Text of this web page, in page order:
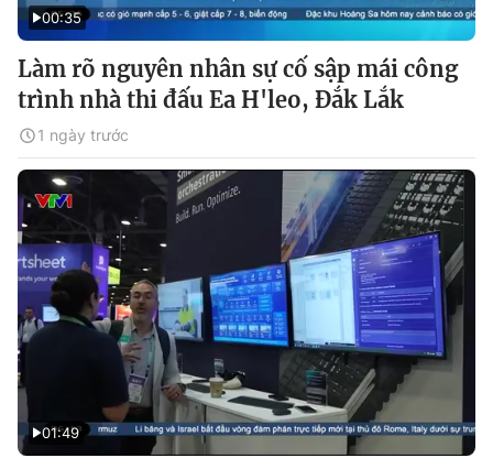
00:35
Làm rõ nguyên nhân sự cố sập mái công
trình nhà thi đấu Ea H'leo, Đắk Lắk
1 ngày trước
01:49